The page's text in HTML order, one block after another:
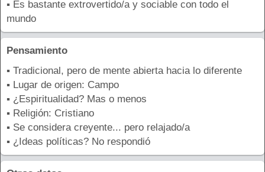
▪ Es bastante extrovertido/a y sociable con todo el
mundo
Pensamiento
▪ Tradicional, pero de mente abierta hacia lo diferente
▪ Lugar de origen: Campo
▪ ¿Espiritualidad? Mas o menos
▪ Religión: Cristiano
▪ Se considera creyente... pero relajado/a
▪ ¿Ideas políticas? No respondió